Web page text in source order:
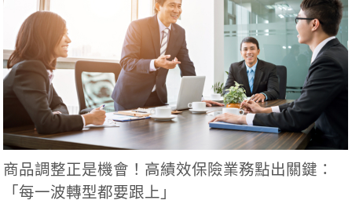
商品調整正是機會！高績效保險業務點出關鍵：
「每一波轉型都要跟上」